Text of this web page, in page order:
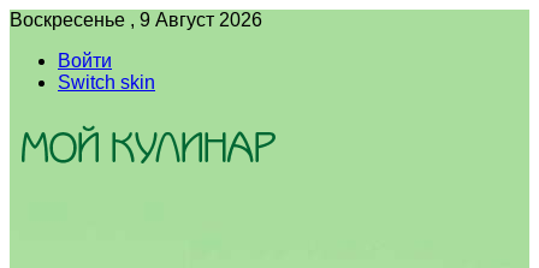
Воскресенье , 9 Август 2026
Войти
Switch skin